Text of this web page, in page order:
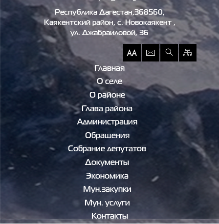
Республика Дагестан,368560,
Каякентский район, c. Новокаякент ,
ул. Джабраиловой, 36
Главная
О селе
О районе
Глава района
Администрация
Обращения
Собрание депутатов
Документы
Экономика
Мун.закупки
Мун. услуги
Контакты